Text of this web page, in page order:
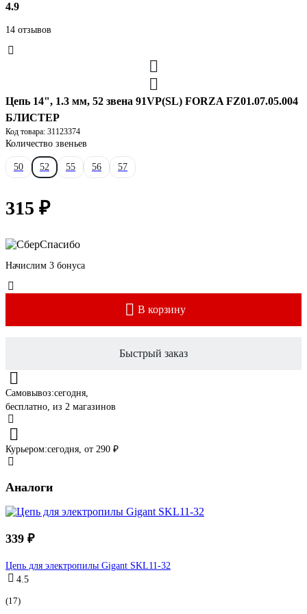
4.9
14 отзывов
Цепь 14", 1.3 мм, 52 звена 91VP(SL) FORZA FZ01.07.05.004
БЛИСТЕР
Код товара: 31123374
Количество звеньев
50 52 55 56 57
315 ₽
Начислим 3 бонуса
В корзину
Быстрый заказ
Самовывоз:сегодня,
бесплатно, из 2 магазинов
Курьером:сегодня, от 290 ₽
Аналоги
339 ₽
Цепь для электропилы Gigant SKL11-32
4.5
(17)